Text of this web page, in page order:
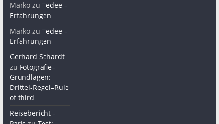
Markozu Tedee –
Erfahrungen
Markozu Tedee –
Erfahrungen
Gerhard Schardt
zu Fotografie–
Grundlagen:
Drittel-Regel–Rule
of third
Reisebericht -